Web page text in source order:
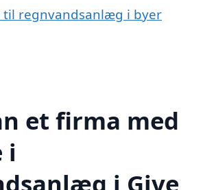
regnvandsanlæg i byer
et firma med
i
i Give